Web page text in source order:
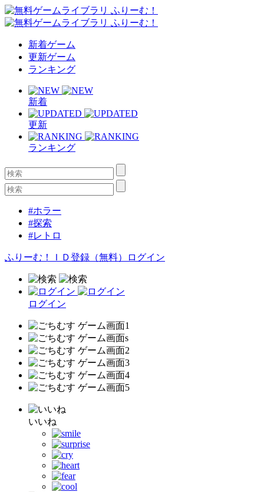
新着ゲーム
更新ゲーム
ランキング
新着
更新
ランキング
#ホラー
#探索
#レトロ
ふりーむ！ＩＤ登録（無料） ログイン
ログイン
いいね